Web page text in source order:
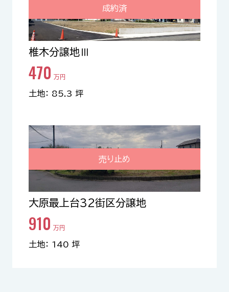
成約済
椎木分譲地Ⅲ
470 万円
土地： 85.3 坪
売り止め
大原最上台32街区分譲地
910 万円
土地： 140 坪